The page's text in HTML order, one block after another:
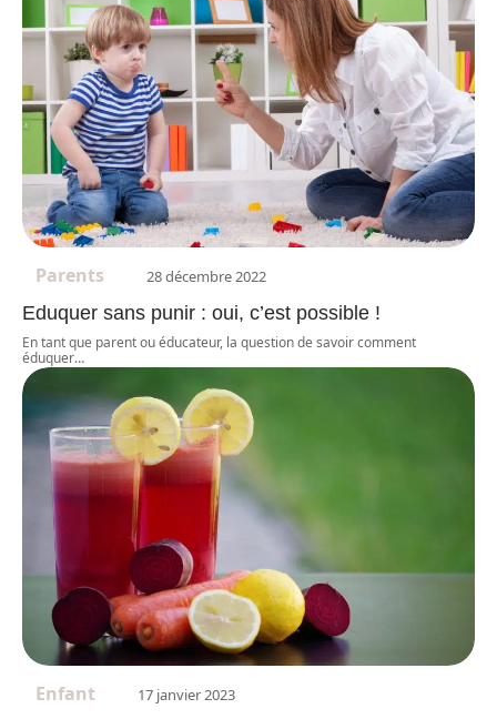
Parents 28 décembre 2022
Eduquer sans punir : oui, c’est possible !
En tant que parent ou éducateur, la question de savoir comment
éduquer…
Enfant 17 janvier 2023